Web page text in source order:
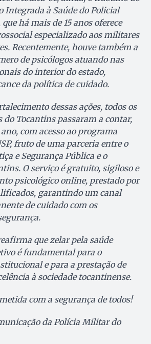
Integrada à Saúde do Policial
há mais de 15 anos oferece
especializado aos militares
Recentemente, houve também a
de psicólogos atuando nas
do interior do estado,
da política de cuidado.
dessas ações, todos os
Tocantins passaram a contar,
com acesso ao programa
fruto de uma parceria entre o
e Segurança Pública e o
O serviço é gratuito, sigiloso e
psicológico online, prestado por
garantindo um canal
de cuidado com os
que zelar pela saúde
é fundamental para o
e para a prestação de
à sociedade tocantinense.
com a segurança de todos!
da Polícia Militar do